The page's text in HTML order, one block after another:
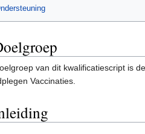
van dit kwalificatiescript is
Vaccinaties.